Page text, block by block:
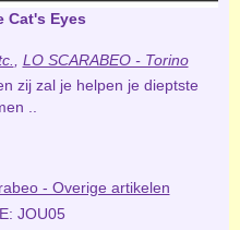
Cat's Eyes
, LO SCARABEO - Torino
zij zal je helpen je dieptste
..
- Overige artikelen
JOU05